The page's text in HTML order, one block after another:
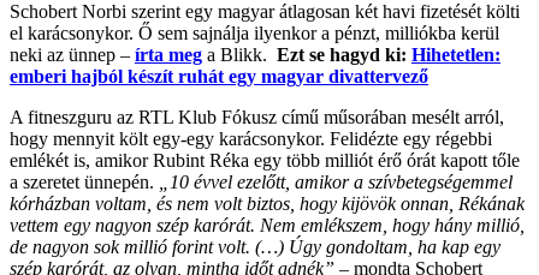
Schobert Norbi szerint egy magyar átlagosan két havi fizetését költi
el karácsonykor. Ő sem sajnálja ilyenkor a pénzt, milliókba kerül
neki az ünnep – írta meg a Blikk. Ezt se hagyd ki: Hihetetlen:
emberi hajból készít ruhát egy magyar divattervező
A fitneszguru az RTL Klub Fókusz című műsorában mesélt arról,
hogy mennyit költ egy-egy karácsonykor. Felidézte egy régebbi
emlékét is, amikor Rubint Réka egy több milliót érő órát kapott tőle
a szeretet ünnepén.
„10 évvel ezelőtt, amikor a szívbetegségemmel
kórházban voltam, és nem volt biztos, hogy kijövök onnan, Rékának
vettem egy nagyon szép karórát. Nem emlékszem, hogy hány millió,
de nagyon sok millió forint volt. (…) Úgy gondoltam, ha kap egy
szép karórát, az olyan, mintha időt adnék” – mondta Schobert